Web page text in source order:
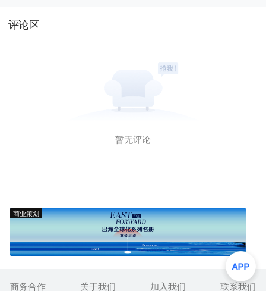
评论区
暂无评论
商业策划
商务合作 关于我们 加入我们 联系我们